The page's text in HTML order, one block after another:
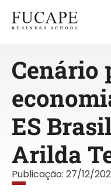
Cenário
ES
Arilda
Publicação: 27/12/